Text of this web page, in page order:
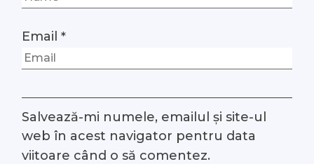
Email*
Salvează-mi numele, emailul și site-ul
web în acest navigator pentru data
viitoare când o să comentez.